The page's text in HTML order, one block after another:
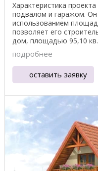
Характеристика
подвалом и гаражом.
использованием
позволяет его
дом, площадью 95,10
подробнее
оставить заявку